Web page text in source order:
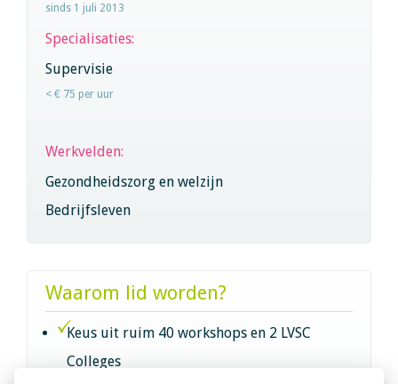
sinds 1 juli 2013
Specialisaties:
Supervisie
< € 75 per uur
Werkvelden:
Gezondheidszorg en welzijn
Bedrijfsleven
Waarom lid worden?
Keus uit ruim 40 workshops en 2 LVSC
Colleges